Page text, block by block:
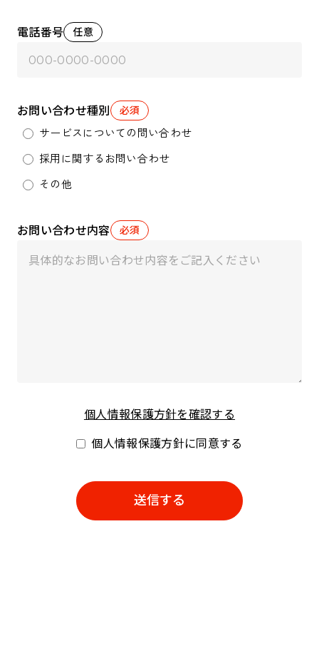
電話番号 任意
お問い合わせ種別
必須
サービスについての問い合わせ
採用に関するお問い合わせ
その他
お問い合わせ内容 必須
個人情報保護方針を確認する
個人情報保護方針に同意する
送信する